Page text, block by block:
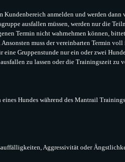
Kundenbereich anmelden und werden dann
ausfallen müssen, werden nur die
Termin nicht wahrnehmen können, bittet
muss der vereinbarten Termin voll
eine Gruppenstunde nur ein oder zwei
zu lassen oder die Trainingszeit zu
Hundes während des Mantrail
Aggressivität oder